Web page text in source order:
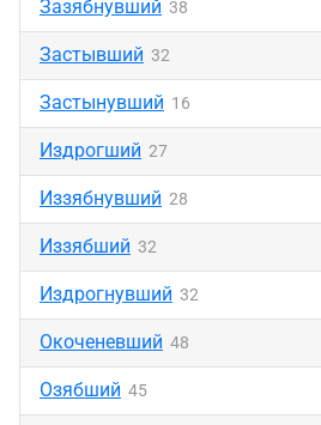
Зазябнувший 38
Застывший 32
Застынувший 16
Издрогший 27
Иззябнувший 28
Иззябший 32
Издрогнувший 32
Окоченевший 48
Озябший 45